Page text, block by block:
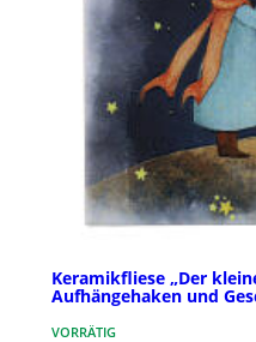
Keramikfliese „Der
Aufhängehaken und
VORRÄTIG